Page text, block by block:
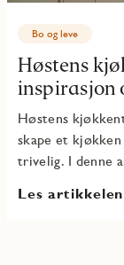
Bo og leve
Høstens
inspirasjon
Høstens
skape et
trivelig. I denne
Les artikkelen